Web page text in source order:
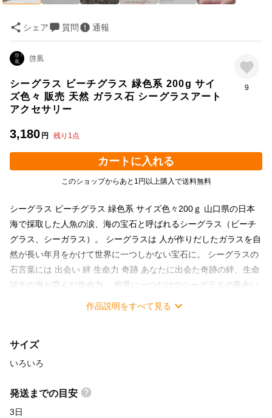
シェア 質問 通報
啓凰
シーグラス ビーチグラス 緑色系 200g サイ
ズ色々 販売 天然 ガラス石 シーグラスアート
アクセサリー
3,180 円 残り 1点
9
カートに入れる
このショップからあと1円以上購入で送料無料
シーグラス ビーチグラス 緑色系 サイズ色々200ｇ 山口県の日本
海で採取した人魚の涙、海の宝石と呼ばれるシーグラス（ビーチ
グラス、シーガラス）。 シーグラスは 人が作りだしたガラスを自
然が長い年月をかけて世界に一つしかない宝石に。 シーグラスの
石言葉には 出会い 絆 生命力 奇跡 あなたに出会た奇跡の絆、生命
誕生の海が育んだ生命力。 世界に一つだけのシーグラスの風合い
をいかしたプレゼント、オーナメント、アクセサリー、ピアス、
作品説明をすべて見る
サイズ
いろいろ
発送までの目安
3日